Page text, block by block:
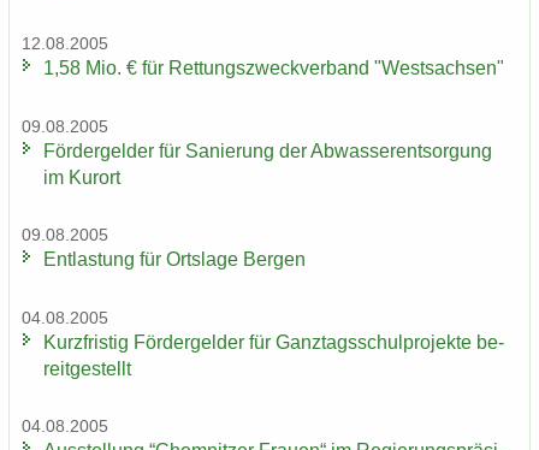
12.08.2005
1,58 Mio. € für Ret­tungs­zweck­ver­band "West­sach­sen"
09.08.2005
För­der­gel­der für Sa­nie­rung der Ab­was­ser­ent­sor­gung
im Kur­ort
09.08.2005
Ent­las­tung für Orts­la­ge Ber­gen
04.08.2005
Kurz­fris­tig För­der­gel­der für Ganz­tags­schul­pro­jek­te be­
reit­ge­stellt
04.08.2005